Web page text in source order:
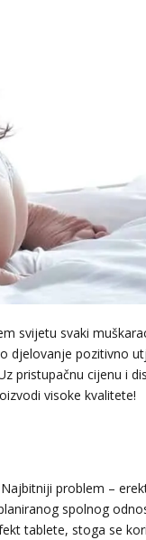
svijetu svaki
djelovanje pozitivno
pristupačnu cijenu i
visoke kvalitete!
problem –
spolnog
tablete, stoga se